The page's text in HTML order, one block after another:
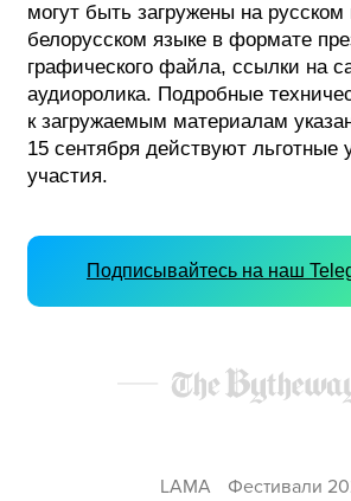
могут быть загружены на русском
белорусском языке в формате
графического файла, ссылки на
аудиоролика. Подробные
к загружаемым материалам
15 сентября действуют льготные
участия.
Подписывайтесь на наш
LAMA Фестивали